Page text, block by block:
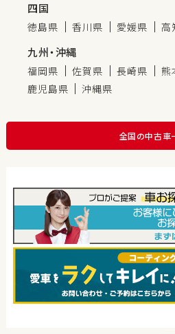
四国
徳島県 香川県 愛媛県 高
九州・沖縄
福岡県 佐賀県 長崎県 熊
鹿児島県
沖縄県
全国の中古車